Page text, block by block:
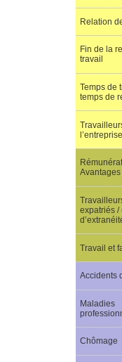
Relation
Fin de la
travail
Temps de
temps de
l’entreprise
Avantages
expatriés /
Travail et
Accidents
Maladies
Chômage